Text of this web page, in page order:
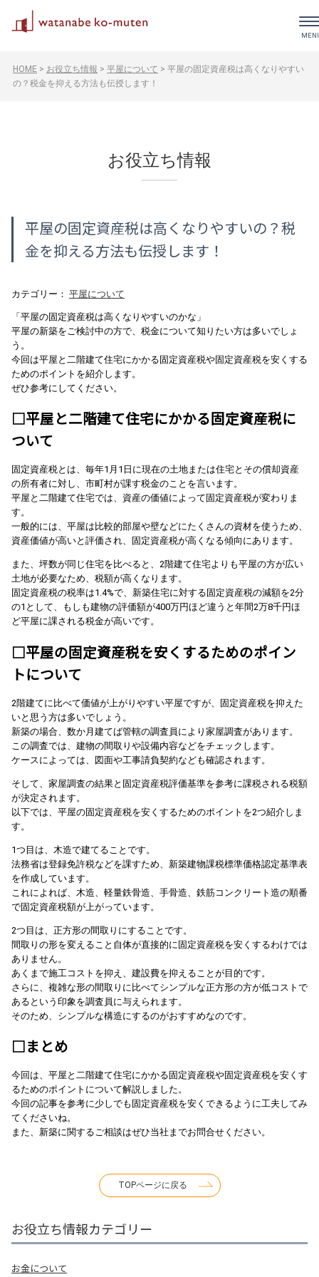
HOME > お役立ち情報 > 平屋について > 平屋の固定資産税は高くなりやすい
の？税金を抑える方法も伝授します！
お役立ち情報
平屋の固定資産税は高くなりやすいの？税
金を抑える方法も伝授します！
カテゴリー： 平屋について
「平屋の固定資産税は高くなりやすいのかな」
平屋の新築をご検討中の方で、税金について知りたい方は多いでしょ
う。
今回は平屋と二階建て住宅にかかる固定資産税や固定資産税を安くする
ためのポイントを紹介します。
ぜひ参考にしてください。
□平屋と二階建て住宅にかかる固定資産税に
ついて
固定資産税とは、毎年1月1日に現在の土地または住宅とその償却資産
の所有者に対し、市町村が課す税金のことを言います。
平屋と二階建て住宅では、資産の価値によって固定資産税が変わりま
す。
一般的には、平屋は比較的部屋や壁などにたくさんの資材を使うため、
資産価値が高いと評価され、固定資産税が高くなる傾向にあります。
また、坪数が同じ住宅を比べると、2階建て住宅よりも平屋の方が広い
土地が必要なため、税額が高くなります。
固定資産税の税率は1.4%で、新築住宅に対する固定資産税の減額を2分
の1として、もしも建物の評価額が400万円ほど違うと年間2万8千円ほ
ど平屋に課される税金が高いです。
□平屋の固定資産税を安くするためのポイン
トについて
2階建てに比べて価値が上がりやすい平屋ですが、固定資産税を抑えた
いと思う方は多いでしょう。
新築の場合、数か月建てば管轄の調査員により家屋調査があります。
この調査では、建物の間取りや設備内容などをチェックします。
ケースによっては、図面や工事請負契約なども確認されます。
そして、家屋調査の結果と固定資産税評価基準を参考に課税される税額
が決定されます。
以下では、平屋の固定資産税を安くするためのポイントを2つ紹介しま
す。
1つ目は、木造で建てることです。
法務省は登録免許税などを課すため、新築建物課税標準価格認定基準表
を作成しています。
これによれば、木造、軽量鉄骨造、手骨造、鉄筋コンクリート造の順番
で固定資産税額が上がっています。
2つ目は、正方形の間取りにすることです。
間取りの形を変えること自体が直接的に固定資産税を安くするわけでは
ありません。
あくまで施工コストを抑え、建設費を抑えることが目的です。
さらに、複雑な形の間取りに比べてシンプルな正方形の方が低コストで
あるという印象を調査員に与えられます。
そのため、シンプルな構造にするのがおすすめなのです。
□まとめ
今回は、平屋と二階建て住宅にかかる固定資産税や固定資産税を安くす
るためのポイントについて解説しました。
今回の記事を参考に少しでも固定資産税を安くできるように工夫してみ
てくださいね。
また、新築に関するご相談はぜひ当社までお問合せください。
TOPページに戻る
お役立ち情報カテゴリー
お金について